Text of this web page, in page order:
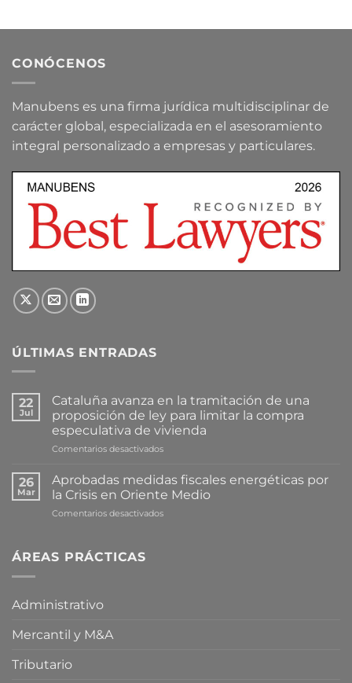
CONÓCENOS
Manubens es una firma jurídica multidisciplinar de
carácter global, especializada en el asesoramiento
integral personalizado a empresas y particulares.
ÚLTIMAS ENTRADAS
22
Jul
Cataluña avanza en la tramitación de una
proposición de ley para limitar la compra
especulativa de vivienda
Comentarios desactivadosen
avanza
en
la
tramitación
26
Mar
Aprobadas medidas fiscales energéticas por
la Crisis en Oriente Medio
Comentarios desactivadosen
ÁREAS PRÁCTICAS
Administrativo
Mercantil y M&A
Tributario